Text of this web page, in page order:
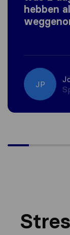
hebben
JP